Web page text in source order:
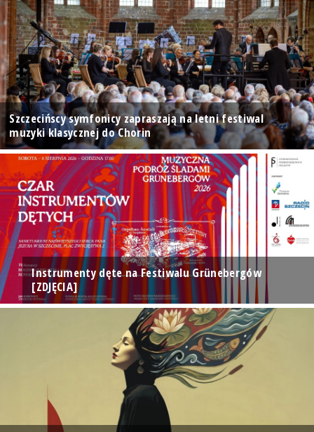
Szczecińscy symfonicy zapraszają na letni festiwal
muzyki klasycznej do Chorin
Instrumenty dęte na Festiwalu Grünebergów
[ZDJĘCIA]